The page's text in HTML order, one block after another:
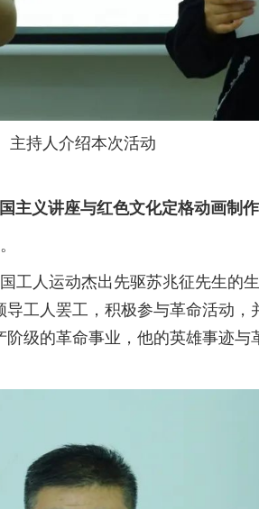
主持人介绍本次活动
主义讲座与红色文化定格动画制作
工人运动杰出先驱苏兆征先生的
工人罢工，积极参与革命活动
级的革命事业，他的英雄事迹与